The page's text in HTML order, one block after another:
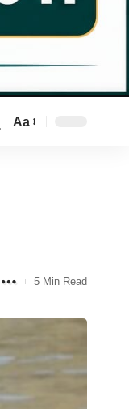
Aa
5 Min Read